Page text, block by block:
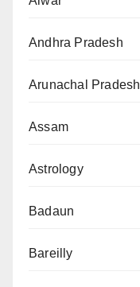
Andhra Pradesh
Arunachal Pradesh
Assam
Astrology
Badaun
Bareilly